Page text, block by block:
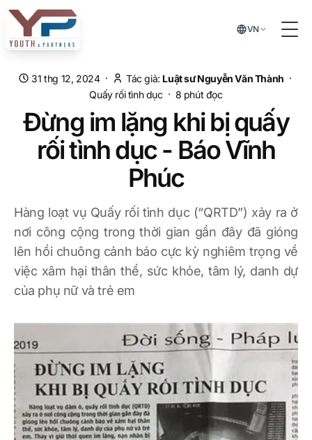
Chuyển đến nội dung chính
VN
31 thg 12, 2024· Tác giả: Luật sư Nguyễn Văn Thành ·
Quấy rối tình dục · 8 phút đọc
Đừng im lặng khi bị quấy
rối tình dục - Báo Vĩnh
Phúc
Hàng loạt vụ Quấy rối tình dục (“QRTD”) xảy ra ở
nơi công cộng trong thời gian gần đây đã gióng
lên hồi chuông cảnh báo cực kỳ nghiêm trọng về
việc xâm hại thân thể, sức khỏe, tâm lý, danh dự
của phụ nữ và trẻ em